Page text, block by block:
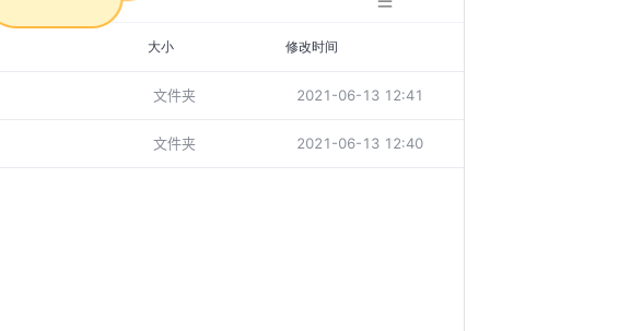
大小 修改时间
文件夹 2021-06-13 12:41
文件夹 2021-06-13 12:40